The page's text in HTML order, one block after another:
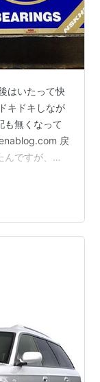
はいたって快
キドキしなが
も無くなって
戻
ですが、リ
、先日車屋
ろのハブベ
検から始まっ
し先にと思っ
無いので、